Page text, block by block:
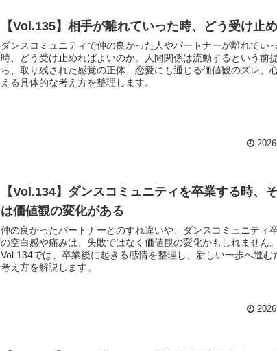
【Vol.135】相手が離れていった時、どう受け止
ダンスコミュニティで仲の良かった人やパートナーが離れてい
時、どう受け止めればよいのか。人間関係は流動するという前
ら、取り残された感覚の正体、恋愛にも通じる価値観のズレ、
える具体的な考え方を整理します。
【Vol.134】ダンスコミュニティを卒業する時、
は価値観の変化がある
仲の良かったパートナーとのすれ違いや、ダンスコミュニティ
の空白感や痛みは、失敗ではなく価値観の変化かもしれません。
Vol.134では、卒業後に起きる感情を整理し、新しい一歩へ進む
考え方を解説します。